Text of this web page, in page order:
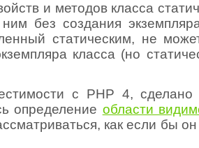
и методов класса
без создания
статическим, не
класса (но
с PHP 4,
определение области
как если бы